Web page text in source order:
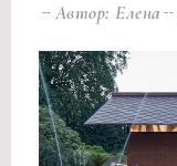
Автор: Елена